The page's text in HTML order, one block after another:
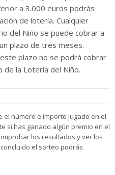
a 3.000 euros podrás
de lotería. Cualquier
del Niño se puede cobrar a
plazo de tres meses.
plazo no se podrá cobrar
la Lotería del Niño.
el número e importe jugado en el
si has ganado algún premio en el
los resultados y ver los
el sorteo podrás